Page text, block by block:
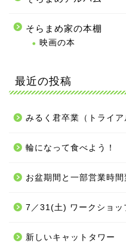
そらまめ家の本棚
映画の本
最近の投稿
みるく君卒業（トライア
輪になって食べよう！
お盆期間と一部営業時
7／31(土) ワークショッ
新しいキャットタワー